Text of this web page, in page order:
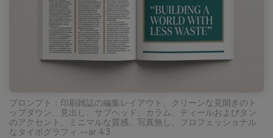
プロンプト：印刷雑誌の編集レイアウト、クリーンな見開きのト
ップダウン、見出し、サブヘッド、カラム、ティールおよびタン
のアクセント、ミニマルな質感、写真無し、プロフェッショナル
なタイポグラフィ --ar 4:3